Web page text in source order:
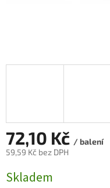
72,10 Kč / balení
59,59 Kč bez DPH
cena:
Skladem